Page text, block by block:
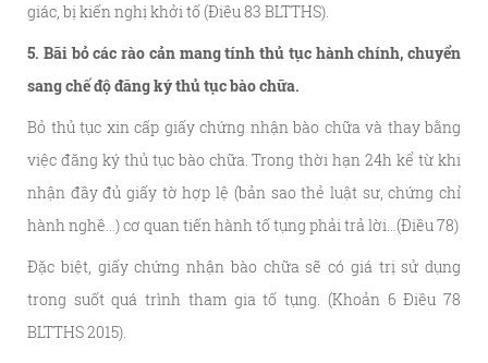
giác, bị kiến nghị khởi tố (Điều 83 BLTTHS).
5. Bãi bỏ các rào cản mang tính thủ tục hành chính, chuyển
sang chế độ đăng ký thủ tục bào chữa.
Bỏ thủ tục xin cấp giấy chứng nhận bào chữa và thay bằng
việc đăng ký thủ tục bào chữa. Trong thời hạn 24h kể từ khi
nhận đầy đủ giấy tờ hợp lệ (bản sao thẻ luật sư, chứng chỉ
hành nghề…) cơ quan tiến hành tố tụng phải trả lời…(Điều 78)
Đặc biệt, giấy chứng nhận bào chữa sẽ có giá trị sử dụng
trong suốt quá trình tham gia tố tụng. (Khoản 6 Điều 78
BLTTHS 2015).